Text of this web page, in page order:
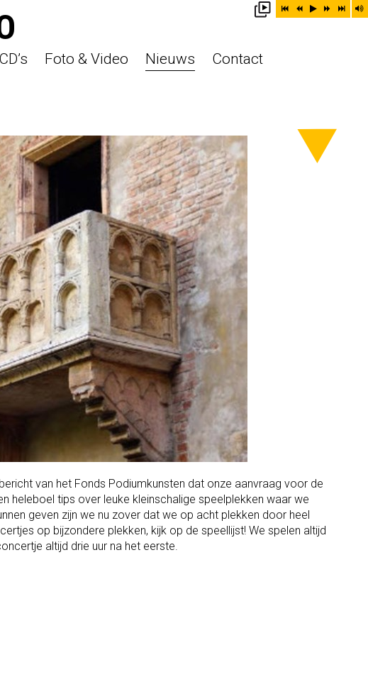
CD’s Foto & Video Nieuws Contact
van het Fonds Podiumkunsten dat onze aanvraag voor de
heleboel tips over leuke kleinschalige speelplekken waar we
geven zijn we nu zover dat we op acht plekken door heel
op bijzondere plekken, kijk op de speellijst! We spelen altijd
altijd drie uur na het eerste.